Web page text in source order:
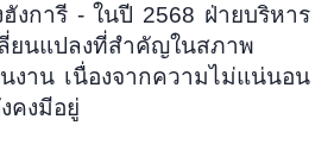
งการี - ในปี 2568 ฝ่ายบริหาร
ยนแปลงที่สำคัญในสภาพ
งาน เนื่องจากความไม่แน่นอน
คงมีอยู่